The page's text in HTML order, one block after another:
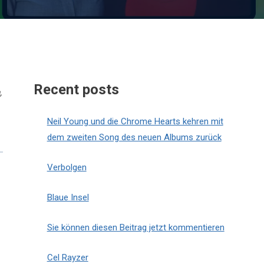
Recent posts
Neil Young und die Chrome Hearts kehren mit
dem zweiten Song des neuen Albums zurück
Verbolgen
Blaue Insel
Sie können diesen Beitrag jetzt kommentieren
Cel Rayzer